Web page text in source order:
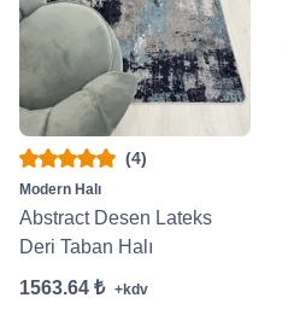
(4)
Modern Halı
Abstract Desen Lateks
Deri Taban Halı
1563.64 ₺ +kdv